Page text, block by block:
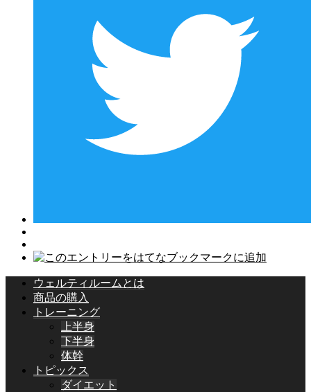
ウェルティルームとは
商品の購入
トレーニング
上半身
下半身
体幹
トピックス
ダイエット